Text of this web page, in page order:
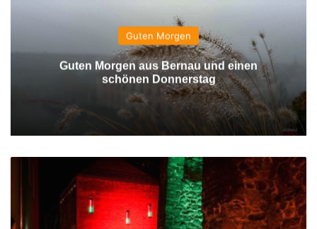
Guten Morgen
Guten Morgen aus Bernau und einen
schönen Donnerstag